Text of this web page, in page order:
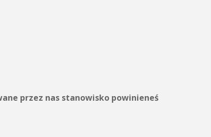
przez nas stanowisko powinieneś